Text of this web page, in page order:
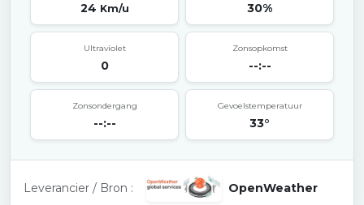
24 Km/u 30%
Ultraviolet
0
Zonsopkomst
--:--
Zonsondergang
--:--
Gevoelstemperatuur
33°
Leverancier / Bron : OpenWeather